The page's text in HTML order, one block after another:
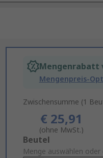
Mengenrabatt
Mengenpreis-
Zwischensumme (1
€ 25,91
(ohne MwSt.)
Add
to
Beutel
Menge auswählen oder